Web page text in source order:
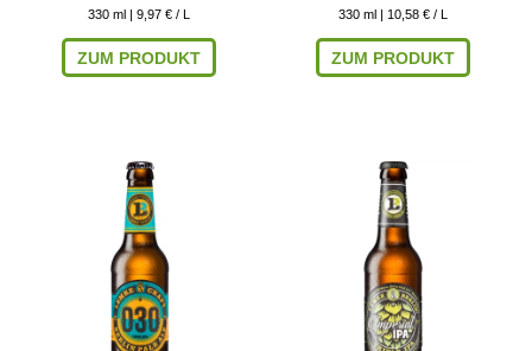
330 ml | 9,97 € / L
ZUM PRODUKT
330 ml | 10,58 € / L
ZUM PRODUKT